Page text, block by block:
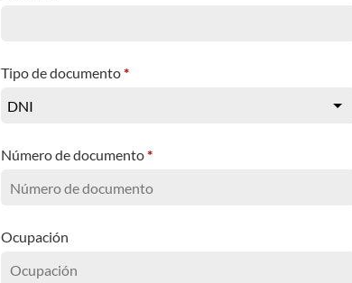
Tipo de documento*
Número de documento*
Ocupación